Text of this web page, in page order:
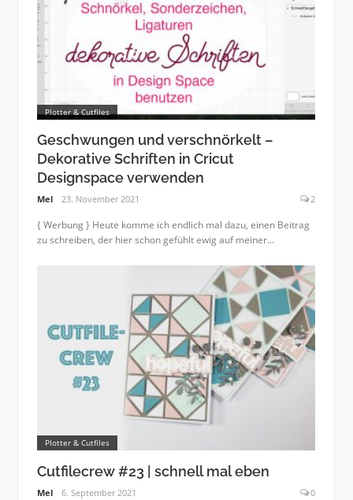
Plotter & Cutfiles
Geschwungen und verschnörkelt –
Dekorative Schriften in Cricut
Designspace verwenden
Mel 23. November 2021 2
{ Werbung } Heute komme ich endlich mal dazu, einen Beitrag
zu schreiben, der hier schon gefühlt ewig auf meiner...
Plotter & Cutfiles
Cutfilecrew #23 | schnell mal eben
Mel 6. September 2021 0